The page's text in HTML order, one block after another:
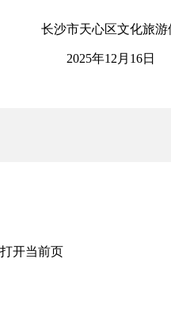
化旅游体
月16日
开当前页